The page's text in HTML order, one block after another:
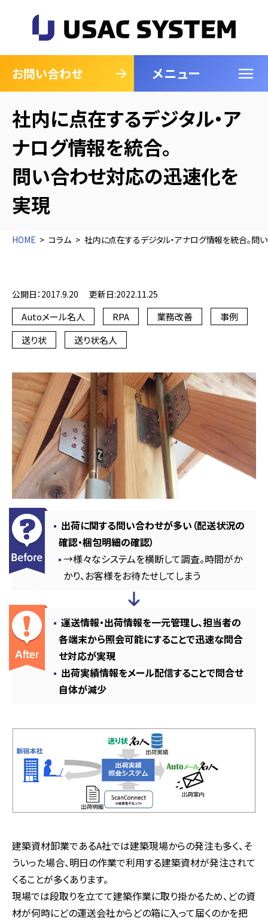
お問い合わせ メニュー
閉じる
社内に点在するデジタル・ア
ナログ情報を統合。
問い合わせ対応の迅速化を
実現
HOME コラム 社内に点在するデジタル・アナログ情報を統合。問
公開日：2017.9.20 更新日:2022.11.25
Autoメール名人 RPA 業務改善
事例
送り状
送り状名人
出荷に関する問い合わせが多い（配送状況の
確認・梱包明細の確認）
→様々なシステムを横断して調査。時間がか
かり、お客様をお待たせしてしまう
運送情報・出荷情報を一元管理し、担当者の
各端末から照会可能にすることで迅速な問合
せ対応が実現
出荷実績情報をメール配信することで問合せ
自体が減少
建築資材卸業であるA社では建築現場からの発注も多く、そ
ういった場合、明日の作業で利用する建築資材が発注されて
くることが多くあります。
現場では段取りを立てて建築作業に取り掛かるため、どの資
材が何時にどの運送会社からどの箱に入って届くのかを把